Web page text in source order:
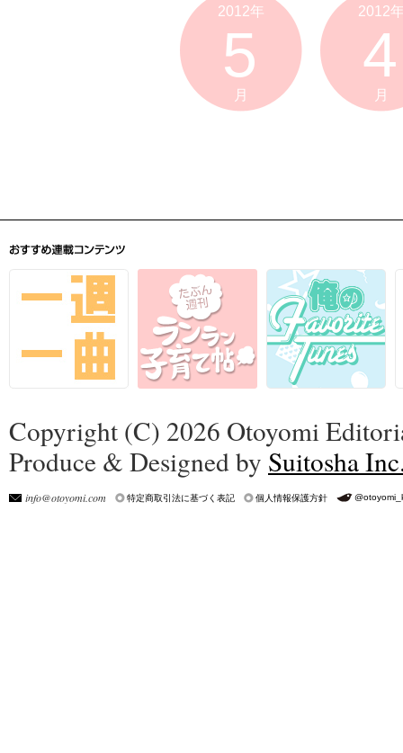
2012年
5
月
2012
4
月
Copyright (C) 2026 Otoyomi
Produce & Designed by Suitosha
info@otoyomi.com 特定商取引法に基づく表記 個人情報保護方針